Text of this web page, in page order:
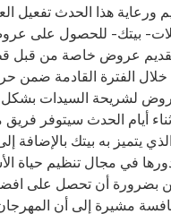
هذا الحدث تفعيل
بيتك- للحصول على
عروض خاصة من قبل
الفترة القادمة ضمن
لشريحة السيدات بشكل
أيام الحدث سيتوفر
يتميز به بيتك
في مجال تنظيم
بضرورة أن تحصل
مشيرة إلى أن